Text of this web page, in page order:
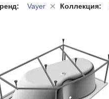
Vayer Коллекция: